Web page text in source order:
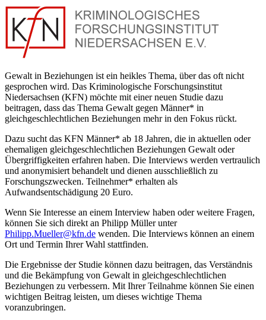
Gewalt in Beziehungen ist ein heikles Thema, über das oft nicht
gesprochen wird. Das Kriminologische Forschungsinstitut
Niedersachsen (KFN) möchte mit einer neuen Studie dazu
beitragen, dass das Thema Gewalt gegen Männer* in
gleichgeschlechtlichen Beziehungen mehr in den Fokus rückt.
Dazu sucht das KFN Männer* ab 18 Jahren, die in aktuellen oder
ehemaligen gleichgeschlechtlichen Beziehungen Gewalt oder
Übergriffigkeiten erfahren haben. Die Interviews werden vertraulich
und anonymisiert behandelt und dienen ausschließlich zu
Forschungszwecken. Teilnehmer* erhalten als
Aufwandsentschädigung 20 Euro.
Wenn Sie Interesse an einem Interview haben oder weitere Fragen,
können Sie sich direkt an Philipp Müller unter
Philipp.Mueller@kfn.de wenden. Die Interviews können an einem
Ort und Termin Ihrer Wahl stattfinden.
Die Ergebnisse der Studie können dazu beitragen, das Verständnis
und die Bekämpfung von Gewalt in gleichgeschlechtlichen
Beziehungen zu verbessern. Mit Ihrer Teilnahme können Sie einen
wichtigen Beitrag leisten, um dieses wichtige Thema
voranzubringen.